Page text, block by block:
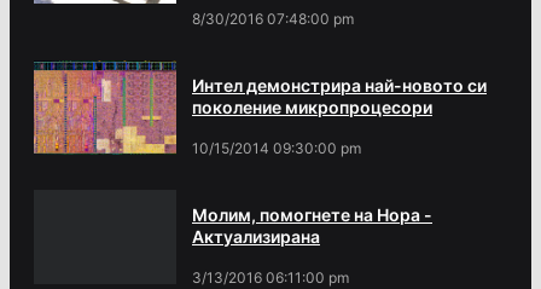
8/30/2016 07:48:00 pm
Интел демонстрира най-новото си
поколение микропроцесори
10/15/2014 09:30:00 pm
Молим, помогнете на Нора -
Актуализирана
3/13/2016 06:11:00 pm